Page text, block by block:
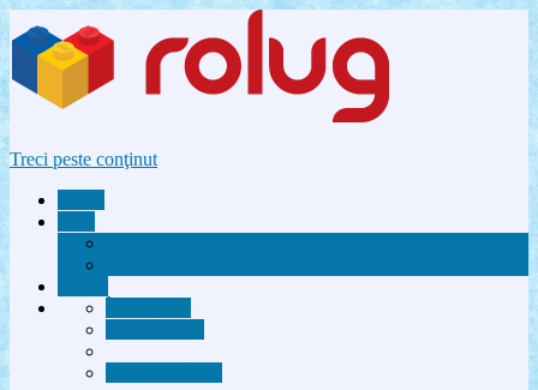
Treci peste conţinut